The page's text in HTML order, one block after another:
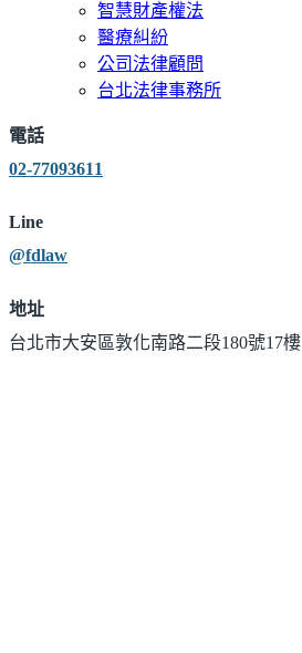
智慧財產權法
醫療糾紛
公司法律顧問
台北法律事務所
電話
02-77093611
Line
@fdlaw
地址
台北市大安區敦化南路二段180號17樓